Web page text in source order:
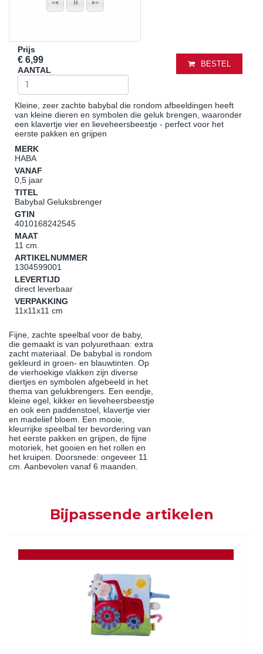
Prijs
€ 6,99
AANTAL
BESTEL
Kleine, zeer zachte babybal die rondom afbeeldingen heeft
van kleine dieren en symbolen die geluk brengen, waaronder
een klavertje vier en lieveheersbeestje - perfect voor het
eerste pakken en grijpen
MERK
HABA
VANAF
0,5 jaar
TITEL
Babybal Geluksbrenger
GTIN
4010168242545
MAAT
11 cm.
ARTIKELNUMMER
1304599001
LEVERTIJD
direct leverbaar
VERPAKKING
11x11x11 cm
Fijne, zachte speelbal voor de baby,
die gemaakt is van polyurethaan: extra
zacht materiaal. De babybal is rondom
gekleurd in groen- en blauwtinten. Op
de vierhoekige vlakken zijn diverse
diertjes en symbolen afgebeeld in het
thema van gelukbrengers. Een eendje,
kleine egel, kikker en lieveheersbeestje
en ook een paddenstoel, klavertje vier
en madelief bloem. Een mooie,
kleurrijke speelbal ter bevordering van
het eerste pakken en grijpen, de fijne
motoriek, het gooien en het rollen en
het kruipen. Doorsnede: ongeveer 11
cm. Aanbevolen vanaf 6 maanden.
Bijpassende artikelen